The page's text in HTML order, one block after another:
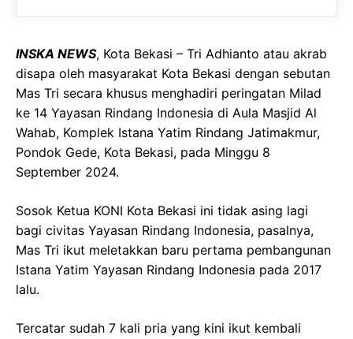
o
o
k
A
p
p
a
m
INSKA NEWS, Kota Bekasi – Tri Adhianto atau akrab
disapa oleh masyarakat Kota Bekasi dengan sebutan
Mas Tri secara khusus menghadiri peringatan Milad
ke 14 Yayasan Rindang Indonesia di Aula Masjid Al
Wahab, Komplek Istana Yatim Rindang Jatimakmur,
Pondok Gede, Kota Bekasi, pada Minggu 8
September 2024.
Sosok Ketua KONI Kota Bekasi ini tidak asing lagi
bagi civitas Yayasan Rindang Indonesia, pasalnya,
Mas Tri ikut meletakkan baru pertama pembangunan
Istana Yatim Yayasan Rindang Indonesia pada 2017
lalu.
Tercatar sudah 7 kali pria yang kini ikut kembali